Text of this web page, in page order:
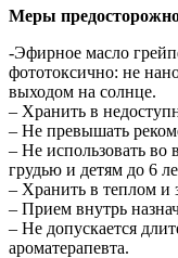
Меры
-Эфирное масло
фототоксично: не
выходом на солнце.
– Хранить в
– Не превышать
– Не использовать во
грудью и детям до 6
– Хранить в теплом и
– Прием внутрь
– Не допускается
ароматерапевта.